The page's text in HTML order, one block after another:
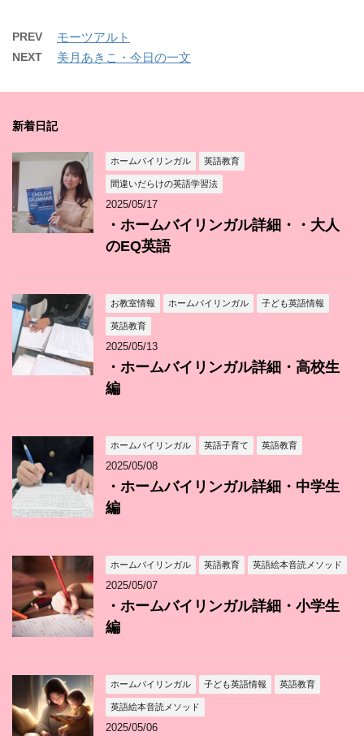
PREV モーツアルト
NEXT 美月あきこ・今日の一文
新着日記
ホームバイリンガル 英語教育
間違いだらけの英語学習法
2025/05/17
・ホームバイリンガル詳細・・大人
のEQ英語
お教室情報 ホームバイリンガル 子ども英語情報
英語教育
2025/05/13
・ホームバイリンガル詳細・高校生
編
ホームバイリンガル 英語子育て 英語教育
2025/05/08
・ホームバイリンガル詳細・中学生
編
ホームバイリンガル 英語教育 英語絵本音読メソッド
2025/05/07
・ホームバイリンガル詳細・小学生
編
ホームバイリンガル 子ども英語情報 英語教育
英語絵本音読メソッド
2025/05/06